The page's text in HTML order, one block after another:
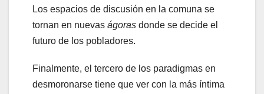
Los espacios de discusión en la comuna se
tornan en nuevas ágoras donde se decide el
futuro de los pobladores.
Finalmente, el tercero de los paradigmas en
desmoronarse tiene que ver con la más íntima